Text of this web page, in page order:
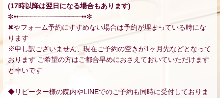
(17時以降は翌日になる場合もあります)
✼••┈┈┈┈┈┈┈┈┈┈┈┈┈┈┈┈••✼
✖やフォーム予約にすすめない場合は予約が埋まっている時にな
ります
※申し訳ございません、現在ご予約の空きが1ヶ月先などとなって
おります ご希望の方はご都合早めにおさえておいていただけます
と幸いです
◆リピーター様の院内やLINEでのご予約も同時に受付しておりま